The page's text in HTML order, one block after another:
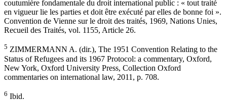
coutumière fondamentale du droit international public : « tout traité
en vigueur lie les parties et doit être exécuté par elles de bonne foi ».
Convention de Vienne sur le droit des traités, 1969, Nations Unies,
Recueil des Traités, vol. 1155, Article 26.
5 ZIMMERMANN A. (dir.), The 1951 Convention Relating to the
Status of Refugees and its 1967 Protocol: a commentary, Oxford,
New York, Oxford University Press, Collection Oxford
commentaries on international law, 2011, p. 708.
6 Ibid.